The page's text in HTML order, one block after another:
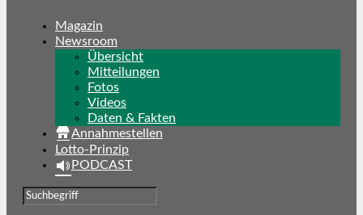
Magazin
Newsroom
Übersicht
Mitteilungen
Fotos
Videos
Daten & Fakten
Annahmestellen
Lotto-Prinzip
PODCAST